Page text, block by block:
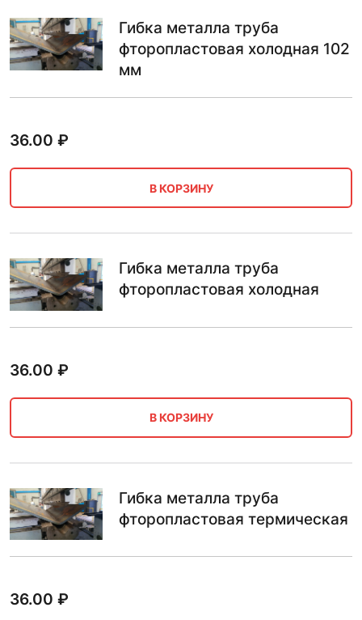
Гибка металла труба
фторопластовая холодная 102
мм
36.00 ₽
В КОРЗИНУ
Гибка металла труба
фторопластовая холодная
36.00 ₽
В КОРЗИНУ
Гибка металла труба
фторопластовая термическая
36.00 ₽